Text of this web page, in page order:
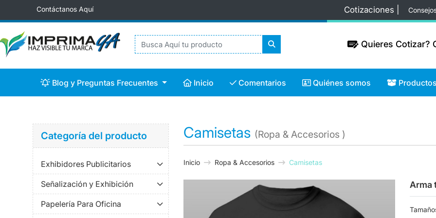
Contáctanos Aquí Cotizaciones |
Quieres Cotizar?
Quieres Cotizar?
Blog y Preguntas Frecuentes
Blog y Preguntas Frecuentes Inicio
Inicio Comentarios
Comentarios Quiénes somos
Quiénes somos Productos
Productos
Categoría del producto
Exhibidores Publicitarios
Señalización y Exhibición
Papelería Para Oficina
Camisetas (Ropa & Accesorios )
Inicio Ropa & Accesorios Camisetas
Arma